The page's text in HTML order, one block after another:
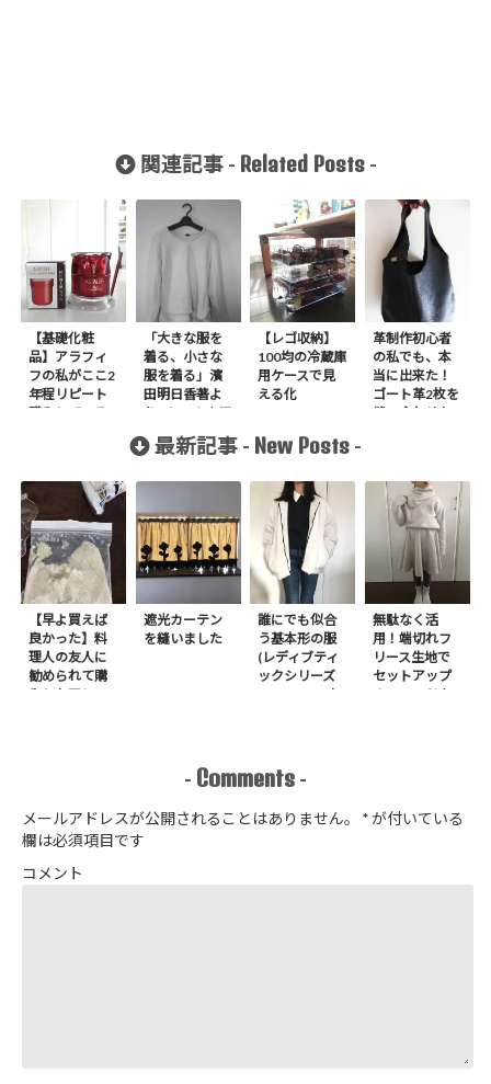
関連記事 - Related Posts-
【基礎化粧
品】アラフィ
フの私がここ2
年程リピート
購入している
「大きな服を
着る、小さな
服を着る」濱
田明日香著よ
りTシャツをア
レンジして作
りました。
【レゴ収納】
100均の冷蔵庫
用ケースで見
える化
革制作初心者
の私でも、本
当に出来た！
ゴート革2枚を
縫い合わせた
最新記事 - New Posts -
【早よ買えば
良かった】料
理人の友人に
勧められて購
入したアレ
遮光カーテン
を縫いました
誰にでも似合
う基本形の服
(レディブティ
ックシリーズ
no.8272) か
アップジャケ
ットを作りま
無駄なく活
用！端切れフ
リース生地で
セットアップ
＋スヌードを1
- Comments -
メールアドレスが公開されることはありません。 *が付いている
欄は必須項目です
コメント